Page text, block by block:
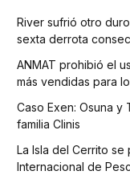
River sufrió otro
sexta derrota
ANMAT prohibió el
más vendidas para
Caso Exen: Osuna y
familia Clinis
La Isla del Cerrito
Internacional de